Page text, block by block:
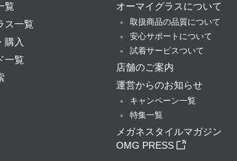
覧
ス一覧
購入
一覧
オーマイグラスについて
取扱商品の品質について
安心サポートについて
試着サービスついて
店舗のご案内
運営からのお知らせ
キャンペーン一覧
特集一覧
メガネスタイルマガジン
OMG PRESS